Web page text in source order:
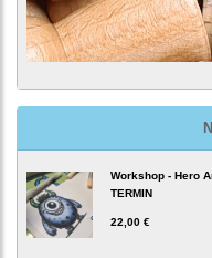
Workshop - Hero
TERMIN
22,00 €